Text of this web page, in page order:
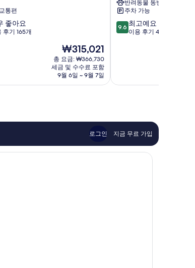
통편
좋아요
후기 165개
현
재
요
금
₩315,021
₩315,021
총 요금: ₩366,730
세금 및 수수료 포함
9월 6일 ~ 9월 7일
르
토
로
즈,
운
반려동물 동반 가능
주차 가능
10
점
최
이
용
기
9.6 최고예요
이용 후기 482개
로그인 지금 무료 가입